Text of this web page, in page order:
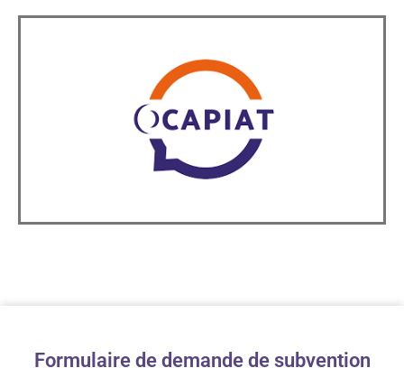
Formulaire de demande de subvention